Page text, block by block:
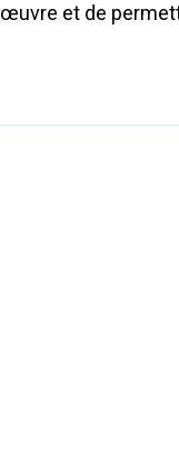
œuvre et de